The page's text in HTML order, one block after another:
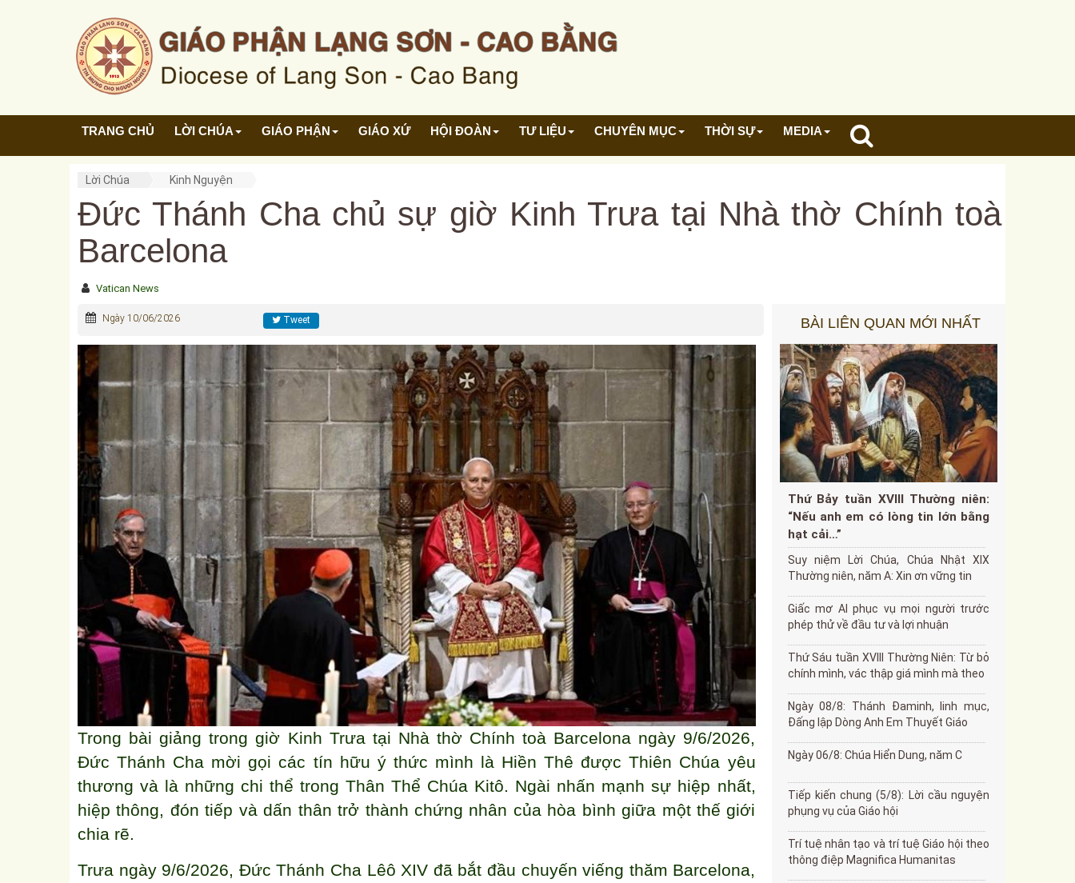
TRANG CHỦ LỜI CHÚA GIÁO PHẬN GIÁO XỨ HỘI ĐOÀN TƯ LIỆU CHUYÊN MỤC THỜI SỰ MEDIA
Lời Chúa Kinh Nguyện
Đức Thánh Cha chủ sự giờ Kinh Trưa tại Nhà thờ Chính toà
Barcelona
Vatican News
Ngày 10/06/2026 Tweet
Trong bài giảng trong giờ Kinh Trưa tại Nhà thờ Chính toà Barcelona ngày 9/6/2026,
Đức Thánh Cha mời gọi các tín hữu ý thức mình là Hiền Thê được Thiên Chúa yêu
thương và là những chi thể trong Thân Thể Chúa Kitô. Ngài nhấn mạnh sự hiệp nhất,
hiệp thông, đón tiếp và dấn thân trở thành chứng nhân của hòa bình giữa một thế giới
chia rẽ.
Trưa ngày 9/6/2026, Đức Thánh Cha Lêô XIV đã bắt đầu chuyến viếng thăm Barcelona,
BÀI LIÊN QUAN MỚI NHẤT
Thứ Bảy tuần XVIII Thường niên:
“Nếu anh em có lòng tin lớn bằng
hạt cải…”
Suy niệm Lời Chúa, Chúa Nhật XIX
Thường niên, năm A: Xin ơn vững tin
Giấc mơ AI phục vụ mọi người trước
phép thử về đầu tư và lợi nhuận
Thứ Sáu tuần XVIII Thường Niên: Từ bỏ
chính mình, vác thập giá mình mà theo
Ngày 08/8: Thánh Đaminh, linh mục,
Đấng lập Dòng Anh Em Thuyết Giáo
Ngày 06/8: Chúa Hiển Dung, năm C
Tiếp kiến chung (5/8): Lời cầu nguyện
phụng vụ của Giáo hội
Trí tuệ nhân tạo và trí tuệ Giáo hội theo
thông điệp Magnifica Humanitas